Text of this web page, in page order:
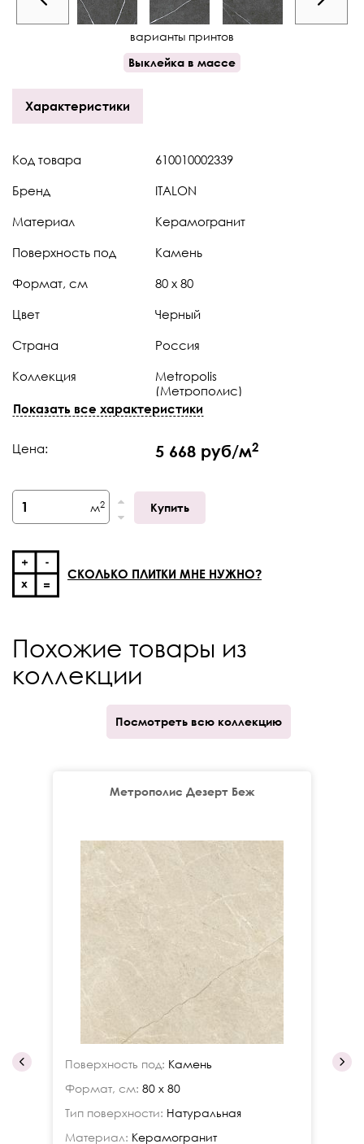
варианты принтов
Выклейка в массе
Характеристики
Код товара 610010002339
Бренд ITALON
Материал Керамогранит
Поверхность под Камень
Формат, см 80 x 80
Цвет Черный
Страна Россия
Коллекция
Metropolis
(Метрополис)
Штук в коробке 2
Тип поверхности Натуральная
мм
Толщина 9 мм
Край
Кратность отпуска
V-Shade V3
Показать все характеристики
Цена: 5 668 руб/м2
м2 Купить
СКОЛЬКО ПЛИТКИ МНЕ НУЖНО?
Похожие товары из
коллекции
Посмотреть всю коллекцию
Метрополис Дезерт Беж
Поверхность под: Камень
Формат, см: 80 x 80
Тип поверхности: Натуральная
Материал: Керамогранит